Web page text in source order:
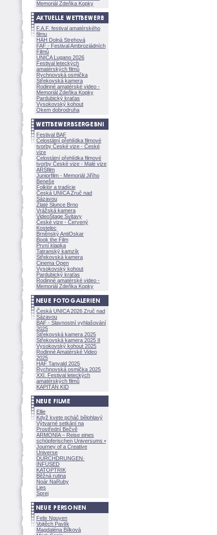
Memoriál Zdeňka Kopky
F.A.F. festival amatérského
filmu
HAH Dolná Strehov
FAF - Festival Ambroziádních
Filmů
UNICA Lugano 2026
Festival leteckých
amatérských filmů
Rychnovská osmička
Střekovská kamera
Rodinné amatérské video -
Memoriál Zdeňka Kopky
Pardubický kraťas
Vysokovský kohout
Okem dobrodruha
Festival BAF
Celostátní přehlídka filmové
tvorby České vize - České
vize
Celostátní přehlídka filmové
tvorby České vize - Malé vize
ARSfilm
Juniorfilm - Memoriál Jiřího
Beneše
Folklór a tradície
Česká UNICA Zruč nad
Sázavou
Zlaté Slunce Brno
Vrážská kamera
VideoStage Svitavy
České vize - Červený
Kostelec
Brněnský AntiOskar
Book the Film
První klapka
Tatranský kamzík
Střekovská kamera
Cinema Open
Vysokovský kohout
Pardubický kraťas
Rodinné amatérské video -
Memoriál Zdeňka Kopky
Česká UNICA 2026 Zruč nad
Sázavou
BAF - Slavnostní vyhlašování
2025
Střekovská kamera 2025
Střekovská kamera 2025 II
Vysokovský kohout 2025
Rodinné Amatérské Video
2025
HAF Tanvald 2025
Rychnovská osmička 2025
XXI. Festival leteckých
amatérských filmů
KAPITÁN KID
Ellie
Když kvete pcháč bělohlavý
Výtvarné setkání na
Prostřední Bečvě
ARMONÍA – Reise eines
schöpferischen Universums •
Journey of a Creative
Universe
DURCHDRUNGEN·
INFUSED
KATOPTRIK
Běžná rutina
Noár NaRuby
Lies
Sprej
Felix Nguyen
Vojtěch Pavlík
Magdaléna Bílkov